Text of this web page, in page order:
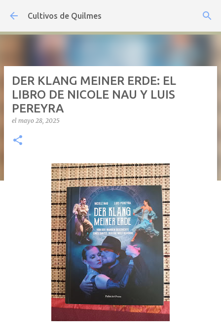
Ir al contenido principal
Cultivos de Quilmes
DER KLANG MEINER ERDE: EL
LIBRO DE NICOLE NAU Y LUIS
PEREYRA
el mayo 28, 2025